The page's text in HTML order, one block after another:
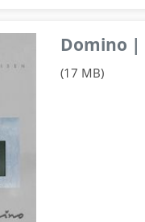
Domino |
(17 MB)